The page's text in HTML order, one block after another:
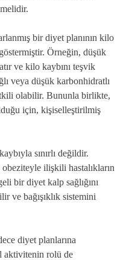
bir diyet planının kilo
Örneğin, düşük
ve kilo kaybını teşvik
veya düşük karbonhidratlı
olabilir. Bununla birlikte,
için, kişiselleştirilmiş
sınırlı değildir.
ilişkili hastalıkların
bir diyet kalp sağlığını
ve bağışıklık sistemini
diyet planlarına
aktivitenin rolü de